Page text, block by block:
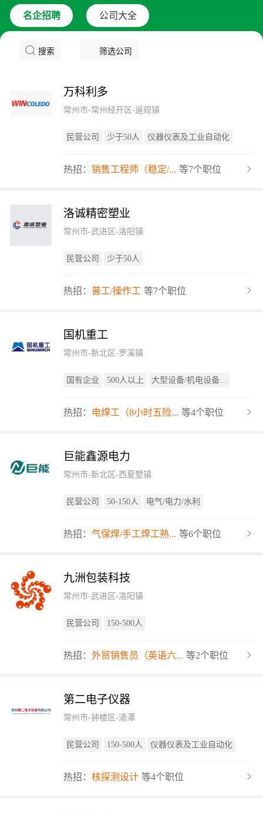
名企招聘 公司大全
搜索 筛选公司
万科利多
常州市-常州经开区-遥观镇
民营公司 少于50人 仪器仪表及工业自动化
热招： 销售工程师（稳定/... 等7个职位
洛诚精密塑业
常州市-武进区-洛阳镇
民营公司 少于50人
热招： 普工/操作工 等7个职位
国机重工
常州市-新北区-罗溪镇
国有企业 500人以上 大型设备/机电设备...
热招： 电焊工（8小时五险... 等4个职位
巨能鑫源电力
常州市-新北区-西夏墅镇
民营公司 50-150人 电气/电力/水利
热招： 气保焊/手工焊工熟... 等6个职位
九洲包装科技
常州市-武进区-洛阳镇
民营公司 150-500人
热招： 外贸销售员（英语六... 等2个职位
第二电子仪器
常州市-钟楼区-清潭
民营公司 150-500人 仪器仪表及工业自动化
热招： 核探测设计 等4个职位